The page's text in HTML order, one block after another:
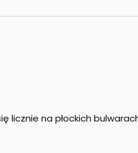
licznie na płockich